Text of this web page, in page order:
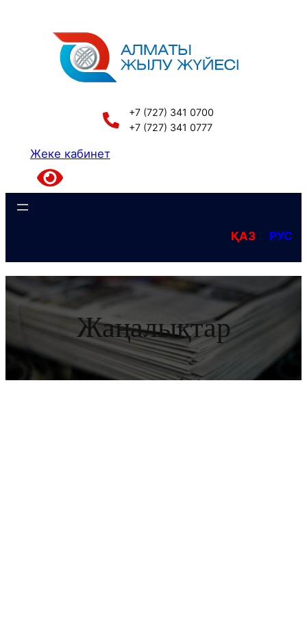
содержимому
+7 (727) 341 0700
+7 (727) 341 0777
Жеке кабинет
ҚАЗ РУС
Жаңалықтар